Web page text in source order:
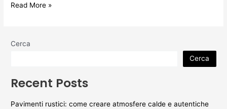
Read More »
Cerca
Cerca
Recent Posts
Pavimenti rustici: come creare atmosfere calde e autentiche